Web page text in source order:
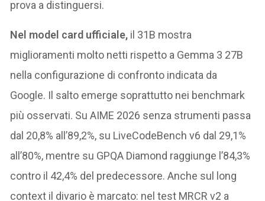
prova a distinguersi.
Nel model card ufficiale, il 31B mostra
miglioramenti molto netti rispetto a Gemma 3 27B
nella configurazione di confronto indicata da
Google. Il salto emerge soprattutto nei benchmark
più osservati. Su AIME 2026 senza strumenti passa
dal 20,8% all’89,2%, su LiveCodeBench v6 dal 29,1%
all’80%, mentre su GPQA Diamond raggiunge l’84,3%
contro il 42,4% del predecessore. Anche sul long
context il divario è marcato: nel test MRCR v2 a